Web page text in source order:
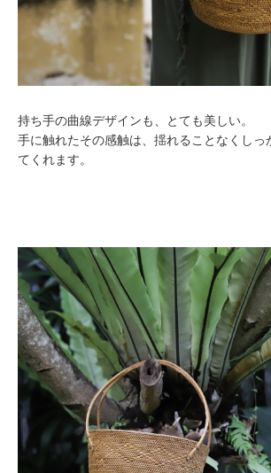
持ち手の曲線デザインも、とても美しい。
手に触れたその感触は、揺れることなくしっ
てくれます。